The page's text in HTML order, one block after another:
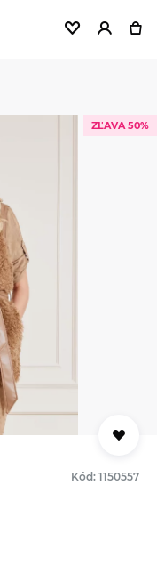
ZĽAVA 50%
Kód: 1150557